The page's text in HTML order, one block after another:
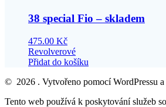
38 special Fio – skladem
475.00 Kč
Revolverové
Přidat do košíku
© 2026 . Vytvořeno pomocí WordPressu a
Tento web používá k poskytování služeb